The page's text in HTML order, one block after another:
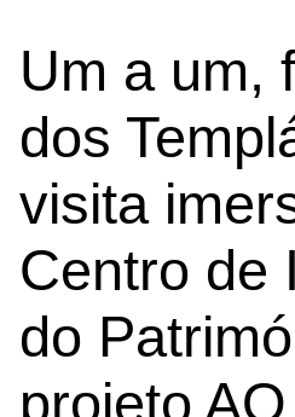
Um a um,
dos
visita
Centro de
do
projeto